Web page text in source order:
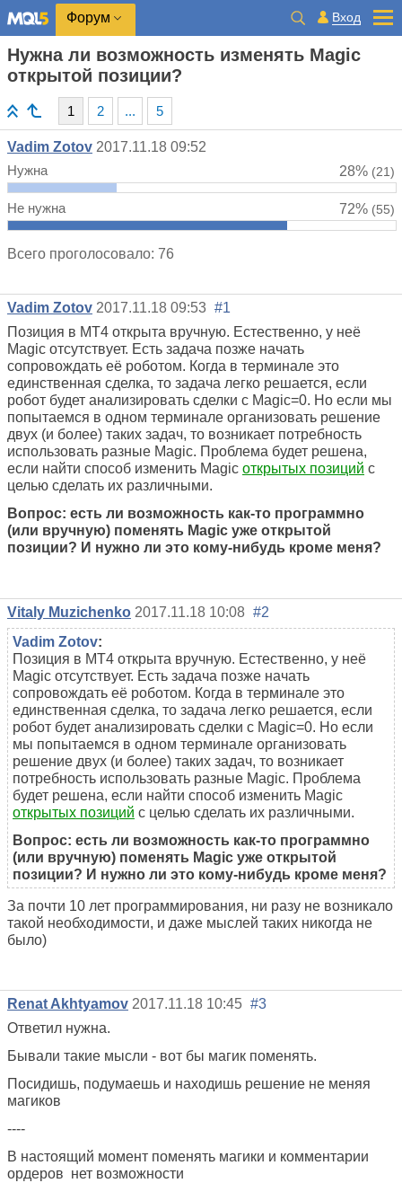
Форум Вход
Нужна ли возможность изменять Magic
открытой позиции?
1 2 ... 5
Vadim Zotov 2017.11.18 09:52
Нужна
28% (21)
Не нужна 72% (55)
Всего проголосовало: 76
Vadim Zotov 2017.11.18 09:53 #1
Позиция в МТ4 открыта вручную. Естественно, у неё
Magic отсутствует. Есть задача позже начать
сопровождать её роботом. Когда в терминале это
единственная сделка, то задача легко решается, если
робот будет анализировать сделки с Magic=0. Но если мы
попытаемся в одном терминале организовать решение
двух (и более) таких задач, то возникает потребность
использовать разные Magic. Проблема будет решена,
если найти способ изменить Magic открытых позиций с
целью сделать их различными.
Вопрос: есть ли возможность как-то программно
(или вручную) поменять Magic уже открытой
позиции? И нужно ли это кому-нибудь кроме меня?
Vitaly Muzichenko 2017.11.18 10:08 #2
Vadim Zotov:
Позиция в МТ4 открыта вручную. Естественно, у неё
Magic отсутствует. Есть задача позже начать
сопровождать её роботом. Когда в терминале это
единственная сделка, то задача легко решается, если
робот будет анализировать сделки с Magic=0. Но если
мы попытаемся в одном терминале организовать
решение двух (и более) таких задач, то возникает
потребность использовать разные Magic. Проблема
будет решена, если найти способ изменить Magic
открытых позиций с целью сделать их различными.
Вопрос: есть ли возможность как-то программно
(или вручную) поменять Magic уже открытой
позиции? И нужно ли это кому-нибудь кроме меня?
За почти 10 лет программирования, ни разу не возникало
такой необходимости, и даже мыслей таких никогда не
было)
Renat Akhtyamov 2017.11.18 10:45 #3
Ответил нужна.
Бывали такие мысли - вот бы магик поменять.
Посидишь, подумаешь и находишь решение не меняя
магиков
----
В настоящий момент поменять магики и комментарии
ордеров нет возможности